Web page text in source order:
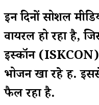
इन दिनों सोशल
वायरल हो रहा है,
इस्कॉन
भोजन खा रहे हैं.
फैल रहा है.